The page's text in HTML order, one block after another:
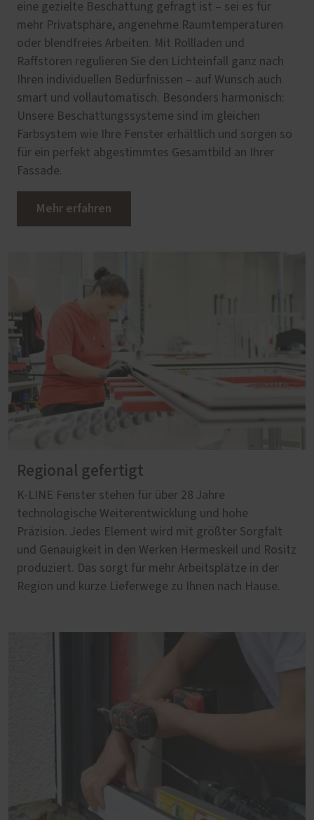
eine gezielte Beschattung gefragt ist – sei es für
mehr Privatsphäre, angenehme Raumtemperaturen
oder blendfreies Arbeiten. Mit Rollladen und
Raffstoren regulieren Sie den Lichteinfall ganz nach
Ihren individuellen Bedürfnissen – auf Wunsch auch
smart und vollautomatisch. Besonders harmonisch:
Unsere Beschattungssysteme sind im gleichen
Farbsystem wie Ihre Fenster erhältlich und sorgen so
für ein perfekt abgestimmtes Gesamtbild an Ihrer
Fassade.
Mehr erfahren
Regional gefertigt
K-LINE Fenster stehen für über 28 Jahre
technologische Weiterentwicklung und hohe
Präzision. Jedes Element wird mit größter Sorgfalt
und Genauigkeit in den Werken Hermeskeil und Rositz
produziert. Das sorgt für mehr Arbeitsplätze in der
Region und kurze Lieferwege zu Ihnen nach Hause.